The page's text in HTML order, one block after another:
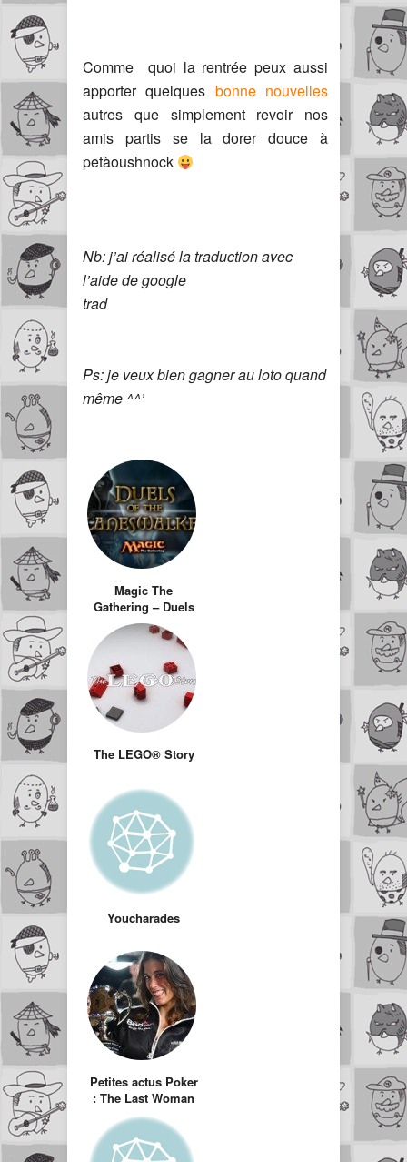
Comme quoi la rentrée peux aussi
apporter quelques bonne nouvelles
autres que simplement revoir nos
amis partis se la dorer douce à
petàoushnock
Nb: j’ai réalisé la traduction avec
l’aide de google
trad
Ps: je veux bien gagner au loto quand
même ^^’
Magic The
Gathering – Duels
of the
Planeswalkers
The LEGO® Story
Youcharades
Petites actus Poker
: The Last Woman
Standing